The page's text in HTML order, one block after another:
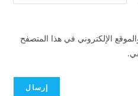
الإلكتروني في هذا المتصفح